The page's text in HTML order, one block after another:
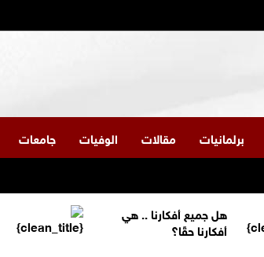
برلمانيات مقالات الوفيات جامعات
هل جميع أفكارنا .. هي
أفكارنا حقًا؟